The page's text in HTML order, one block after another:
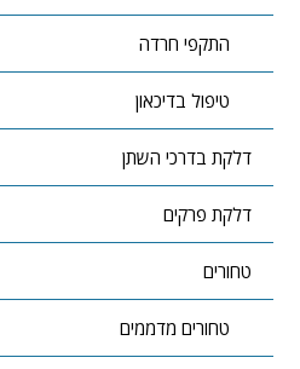
התקפי חרדה
טיפול בדיכאון
דלקת בדרכי השתן
דלקת פרקים
טחורים
טחורים מדממים